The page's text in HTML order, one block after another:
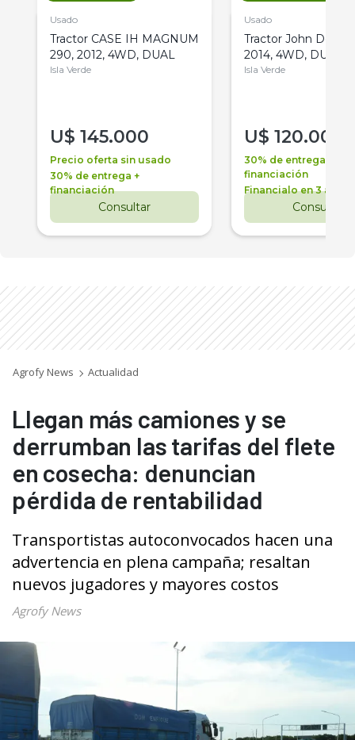
Usado
Tractor CASE IH MAGNUM
290, 2012, 4WD, DUAL
Isla Verde
U$ 145.000
Precio oferta sin usado
30% de entrega +
financiación
Consultar
Usado
Tractor John Deere
2014, 4WD, DUAL
Isla Verde
U$ 120.000
30% de entrega +
financiación
Financialo en 3 años
Consultar
Agrofy News Actualidad
Llegan más camiones y se
derrumban las tarifas del flete
en cosecha: denuncian
pérdida de rentabilidad
Transportistas autoconvocados hacen una
advertencia en plena campaña; resaltan
nuevos jugadores y mayores costos
Agrofy News